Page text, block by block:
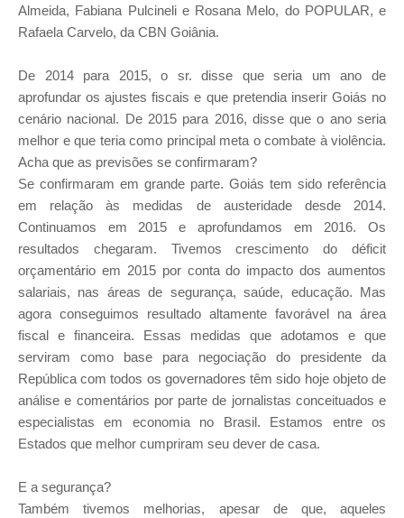
Almeida, Fabiana Pulcineli e Rosana Melo, do POPULAR, e
Rafaela Carvelo, da CBN Goiânia.
De 2014 para 2015, o sr. disse que seria um ano de
aprofundar os ajustes fiscais e que pretendia inserir Goiás no
cenário nacional. De 2015 para 2016, disse que o ano seria
melhor e que teria como principal meta o combate à violência.
Acha que as previsões se confirmaram?
Se confirmaram em grande parte. Goiás tem sido referência
em relação às medidas de austeridade desde 2014.
Continuamos em 2015 e aprofundamos em 2016. Os
resultados chegaram. Tivemos crescimento do déficit
orçamentário em 2015 por conta do impacto dos aumentos
salariais, nas áreas de segurança, saúde, educação. Mas
agora conseguimos resultado altamente favorável na área
fiscal e financeira. Essas medidas que adotamos e que
serviram como base para negociação do presidente da
República com todos os governadores têm sido hoje objeto de
análise e comentários por parte de jornalistas conceituados e
especialistas em economia no Brasil. Estamos entre os
Estados que melhor cumpriram seu dever de casa.
E a segurança?
Também tivemos melhorias, apesar de que, aqueles